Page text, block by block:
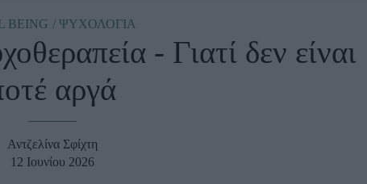
Ζώδια
BEING ΨΥΧΟΛΟΓΙΑ
- Γιατί δεν είναι
αργά
Αντζελίνα Σφίχτη
12 Ιουνίου 2026